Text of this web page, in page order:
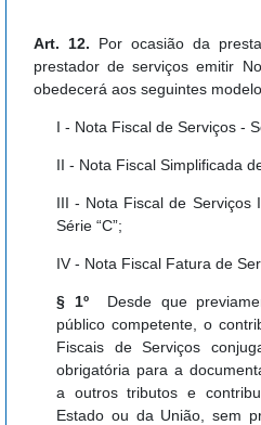
Art. 12. Por ocasião da
prestador de serviços emitir
obedecerá aos seguintes
I - Nota Fiscal de Serviços -
II - Nota Fiscal Simplificada
III - Nota Fiscal de Serviços
Série “C”;
IV - Nota Fiscal Fatura de
§ 1º Desde que
público competente, o
Fiscais de Serviços
obrigatória para a
a outros tributos e
Estado ou da União, sem